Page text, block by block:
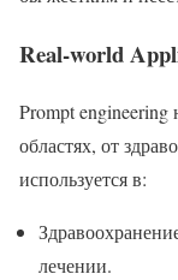
Real-world
Prompt
областях, от
используется в:
лечении.